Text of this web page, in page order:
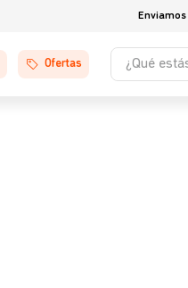
Ofertas
¿Qué estás